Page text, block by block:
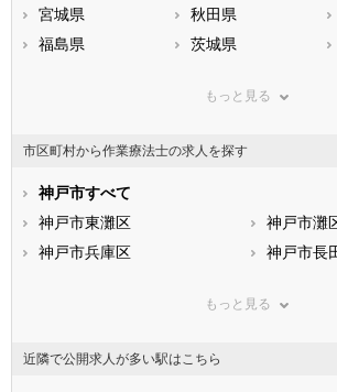
宮城県
秋田県
福島県
茨城県
神奈川県
石川県
福井県
静岡県
滋賀県
兵庫県
山口県
福岡県
佐賀県
もっと見る
市区町村から作業療法士の求人を探す
神戸市すべて
神戸市東灘区
神戸市灘
神戸市兵庫区
神戸市長
神戸市中
市部
もっと見る
近隣で公開求人が多い駅はこちら